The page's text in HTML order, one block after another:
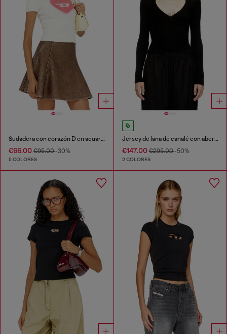
Sudadera con corazón D en acuarela
€66.00 €95.00-30%
5 COLORES
Jersey de lana de canalé con abertura
€147.00€295.00-50%
2 COLORES